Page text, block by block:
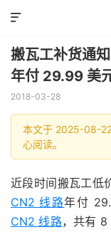

搬瓦工补货通
年付 29.99 美
2018-03-28
本文于 2025-08-
心阅读。
近段时间搬瓦工低
CN2 线路年付
CN2 线路，共有 8